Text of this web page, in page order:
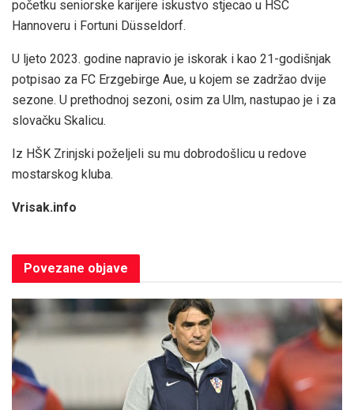
početku seniorske karijere iskustvo stjecao u HSC
Hannoveru i Fortuni Düsseldorf.
U ljeto 2023. godine napravio je iskorak i kao 21-godišnjak
potpisao za FC Erzgebirge Aue, u kojem se zadržao dvije
sezone. U prethodnoj sezoni, osim za Ulm, nastupao je i za
slovačku Skalicu.
Iz HŠK Zrinjski poželjeli su mu dobrodošlicu u redove
mostarskog kluba.
Vrisak.info
Povezane objave